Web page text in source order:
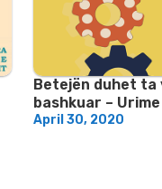
Betejën duhet ta
bashkuar – Urime
April 30, 2020